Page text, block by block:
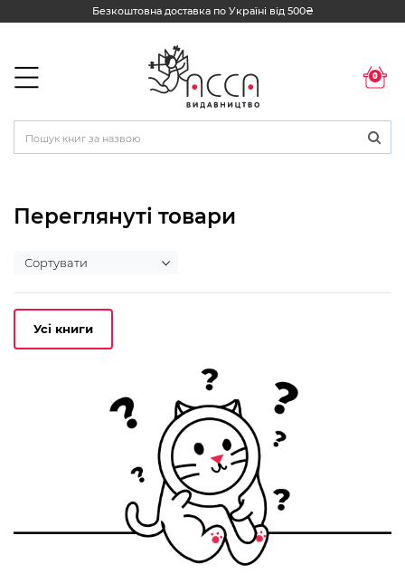
Безкоштовна доставка по Україні від 500₴
0
Переглянуті товари
Усі книги